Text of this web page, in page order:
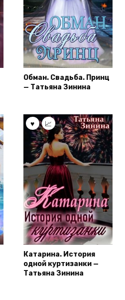
Обман. Свадьба. Принц
— Татьяна Зинина
Катарина. История
одной куртизанки —
Татьяна Зинина